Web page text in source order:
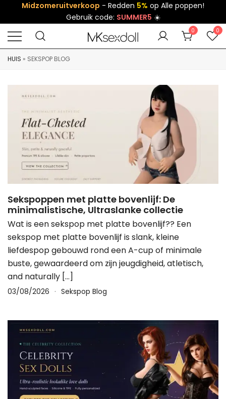
Midzomeruitverkoop - Redden 5% op Alle poppen!
Gebruik code: SUMMER5 ☀️
0 0
HUIS » SEKSPOP BLOG
Sekspoppen met platte bovenlijf: De
minimalistische, Ultraslanke collectie
Wat is een sekspop met platte bovenlijf?? Een
sekspop met platte bovenlijf is slank, kleine
liefdespop gebouwd rond een A-cup of minimale
buste, gewaardeerd om zijn jeugdigheid, atletisch,
and naturally […]
03/08/2026 Sekspop Blog